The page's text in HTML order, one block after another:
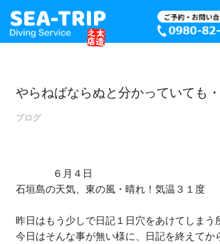
やらねばならぬと分かっていても・
ブログ
石垣島の天気、東の風・晴れ！気温３１度
昨日はもう少しで日記１日穴をあけてしまう
今日はそんな事が無い様に、日記を終えてか